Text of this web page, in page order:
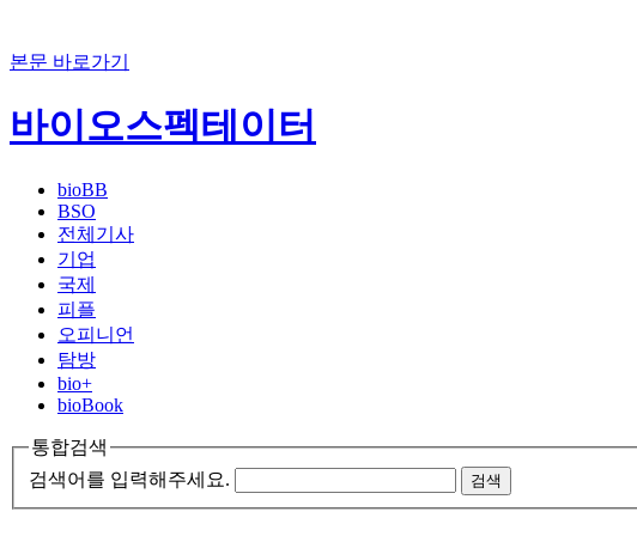
본문 바로가기
바이오스펙테이터
bioBB
BSO
전체기사
기업
국제
피플
오피니언
탐방
bio+
bioBook
통합검색
검색어를 입력해주세요.
검색